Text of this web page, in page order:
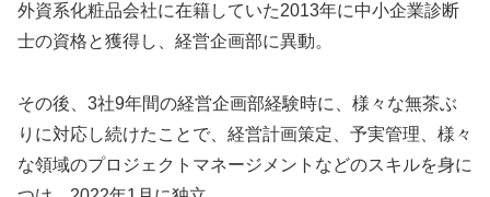
外資系化粧品会社に在籍していた2013年に中小企業診断
士の資格と獲得し、経営企画部に異動。
その後、3社9年間の経営企画部経験時に、様々な無茶ぶ
りに対応し続けたことで、経営計画策定、予実管理、様々
な領域のプロジェクトマネージメントなどのスキルを身に